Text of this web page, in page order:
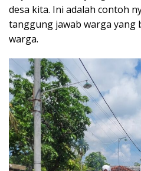
desa kita. Ini adalah contoh
tanggung jawab warga yang
warga.